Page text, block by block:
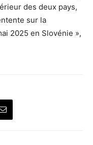
des deux pays,
sur la
2025 en Slovénie »,